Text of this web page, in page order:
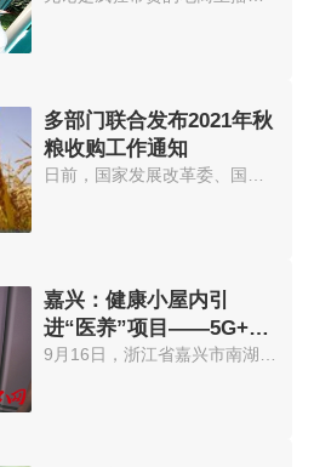
多部门联合发布2021年秋
粮收购工作通知
嘉兴：健康小屋内引
进“医养”项目——5G+云
诊室